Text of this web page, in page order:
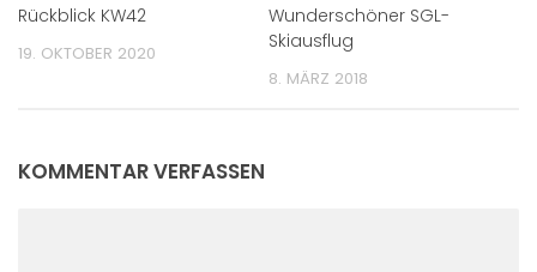
Rückblick KW42
19. OKTOBER 2020
Wunderschöner SGL-
Skiausflug
8. MÄRZ 2018
KOMMENTAR VERFASSEN